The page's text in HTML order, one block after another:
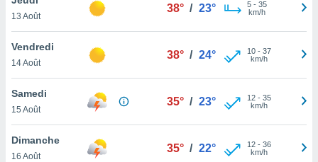
et
»,
au
vous
qu'ils
ou
13 Août
38° / 23° 5- 35
km/h
Vendredi
14 Août
38° / 24° 10- 37
km/h
Samedi
15 Août
35° / 23° 12- 35
km/h
Dimanche
16 Août
35° / 22° 12- 36
km/h